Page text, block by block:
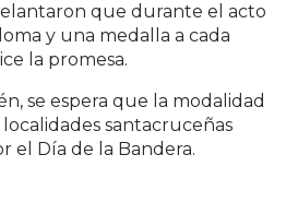
que durante el acto
y una medalla a cada
la promesa.
se espera que la modalidad
santacruceñas
el Día de la Bandera.